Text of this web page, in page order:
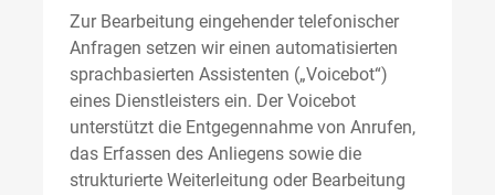
Zur Bearbeitung eingehender telefonischer
Anfragen setzen wir einen automatisierten
sprachbasierten Assistenten („Voicebot“)
eines Dienstleisters ein. Der Voicebot
unterstützt die Entgegennahme von Anrufen,
das Erfassen des Anliegens sowie die
strukturierte Weiterleitung oder Bearbeitung